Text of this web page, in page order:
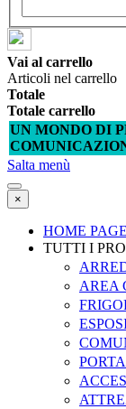
Vai al carrello
Articoli nel carrello
Totale
Totale carrello
UN MONDO DI
Salta menù
×
HOME PAGE
TUTTI I
AREA